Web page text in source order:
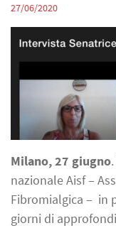
27/06/2020
Milano, 27 giugno
nazionale Aisf –
Fibromialgica – in
giorni di